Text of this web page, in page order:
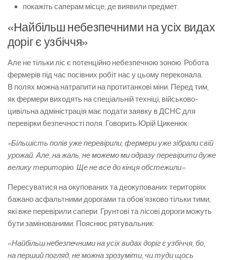
покажіть саперам місце, де виявили предмет.
«Найбільш небезпечними на усіх видах
доріг є узбіччя»
Але не тільки ліс є потенційно небезпечною зоною. Робота
фермерів під час посівних робіт нас у цьому переконала.
В полях можна натрапити на протитанкові міни. Перед тим,
як фермери виходять на спеціальній техніці, військово-
цивільна адміністрація має подати заявку в ДСНС для
перевірки безпечності поля. Говорить Юрій Цикенюк:
«Більшість полів уже перевірили, фермери уже зібрали свій
урожай. Але, на жаль, не можемо ми одразу перевірити дуже
велику територію. Ще не все до кінця обстежили».
Пересуватися на окупованих та деокупованих територіях
бажано асфальтними дорогами та обов’язково тільки тими,
які вже перевірили сапери. Грунтові та лісові дороги можуть
бути замінованими. Пояснює рятувальник:
«Найбільш небезпечними на усіх видах доріг є узбіччя, бо,
на перший погляд, не можна зрозуміти, чи туди щось